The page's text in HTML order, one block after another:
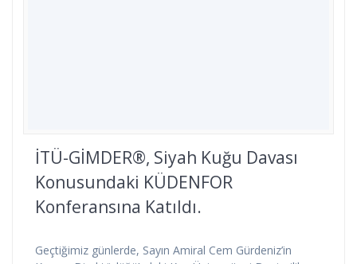
İTÜ-GİMDER®, Siyah Kuğu Davası
Konusundaki KÜDENFOR
Konferansına Katıldı.
Geçtiğimiz günlerde, Sayın Amiral Cem Gürdeniz’in